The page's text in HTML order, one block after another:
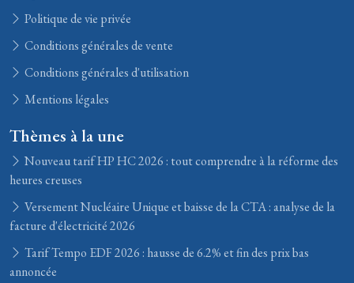
Politique de vie privée
Conditions générales de vente
Conditions générales d'utilisation
Mentions légales
Thèmes à la une
Nouveau tarif HP HC 2026 : tout comprendre à la réforme des
heures creuses
Versement Nucléaire Unique et baisse de la CTA : analyse de la
facture d'électricité 2026
Tarif Tempo EDF 2026 : hausse de 6.2% et fin des prix bas
annoncée